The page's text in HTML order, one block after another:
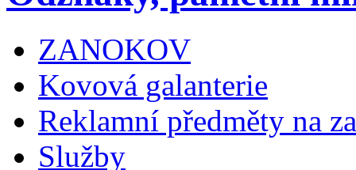
ZANOKOV
Kovová galanterie
Reklamní předměty na
Služby